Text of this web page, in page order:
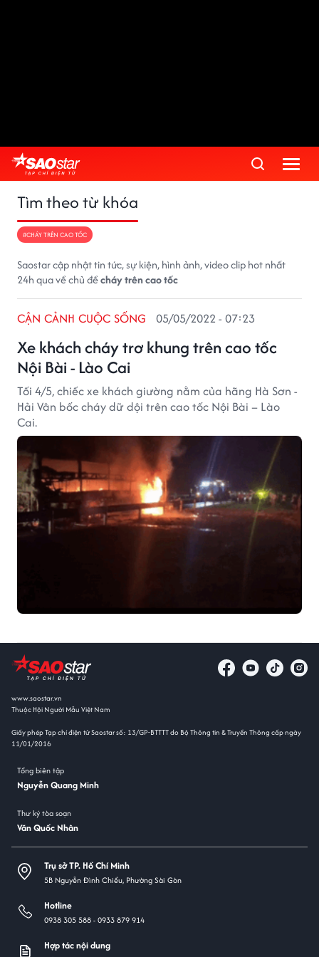
Tìm theo từ khóa
#CHÁY TRÊN CAO TỐC
Saostar cập nhật tin tức, sự kiện, hình ảnh, video clip hot nhất
24h qua về chủ đềcháy trên cao tốc
Xe khách cháy trơ khung trên cao tốc
Nội Bài - Lào Cai
CẬN CẢNH CUỘC SỐNG 05/05/2022 - 07:23
Tối 4/5, chiếc xe khách giường nằm của hãng Hà Sơn -
Hải Vân bốc cháy dữ dội trên cao tốc Nội Bài – Lào
Cai.
www.saostar.vn
Thuộc Hội Người Mẫu Việt Nam
Giấy phép Tạp chí điện tử Saostar số: 13/GP-BTTTT do Bộ Thông tin & Truyền Thông cấp ngày
11/01/2016
Tổng biên tập
Nguyễn Quang Minh
Thư ký tòa soạn
Văn Quốc Nhân
Trụ sở TP. Hồ Chí Minh
5B Nguyễn Đình Chiểu, Phường Sài Gòn
Hotline
0938 305 588 -0933 879 914
Hợp tác nội dung